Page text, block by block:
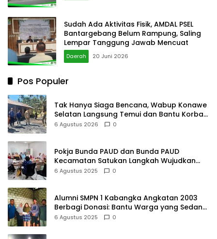
Sudah Ada Aktivitas Fisik, AMDAL PSEL
Bantargebang Belum Rampung, Saling
Lempar Tanggung Jawab Mencuat
Daerah 20 Juni 2026
Pos Populer
Tak Hanya Siaga Bencana, Wabup Konawe
Selatan Langsung Temui dan Bantu Korban
Kebakaran di Palangga
6 Agustus 2026 0
Pokja Bunda PAUD dan Bunda PAUD
Kecamatan Satukan Langkah Wujudkan
PAUD Berkualitas
6 Agustus 2025 0
Alumni SMPN 1 Kabangka Angkatan 2003
Berbagi Donasi: Bantu Warga yang Sedang
Sakit
6 Agustus 2025 0